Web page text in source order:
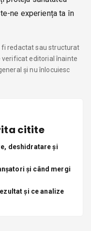
ne experiența ta în
redactat sau structurat
editorial înainte
și nu înlocuiesc
citite
deshidratare și
și când mergi
și ce analize